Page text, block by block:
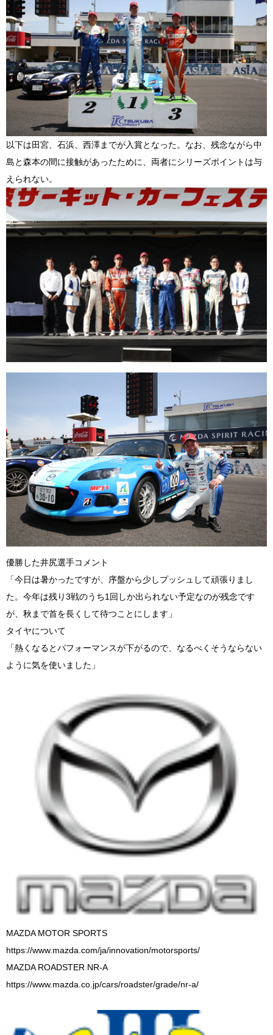
以下は田宮、石浜、西澤までが入賞となった。なお、残念ながら中
島と森本の間に接触があったために、両者にシリーズポイントは与
えられない。
優勝した井尻選手コメント
「今日は暑かったですが、序盤から少しプッシュして頑張りまし
た。今年は残り3戦のうち1回しか出られない予定なのが残念です
が、秋まで首を長くして待つことにします」
タイヤについて
「熱くなるとパフォーマンスが下がるので、なるべくそうならない
ように気を使いました」
MAZDA MOTOR SPORTS
https://www.mazda.com/ja/innovation/motorsports/
MAZDA ROADSTER NR-A
https://www.mazda.co.jp/cars/roadster/grade/nr-a/